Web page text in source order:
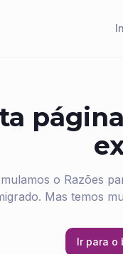
o Razões
Mas temos
Ir para o